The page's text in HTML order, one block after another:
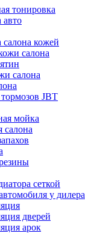
тонировка
авто
салона кожей
салона
салона
JBT
мойка
салона
сеткой
у дилера
дверей
арок